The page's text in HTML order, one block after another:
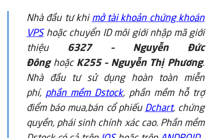
Nhà đầu tư khi mở tài khoản chứng khoán
VPS hoặc chuyển ID môi giới nhập mã giới
thiệu 6327 – Nguyễn Đức
Đônghoặc K255 – Nguyễn Thị Phương.
Nhà đầu tư sử dụng hoàn toàn miễn
phí, phần mềm Dstock, phần mềm hỗ trợ
điểm báo mua,bán cổ phiếu Dchart, chứng
quyền, phái sinh chính xác cao. Phần mềm